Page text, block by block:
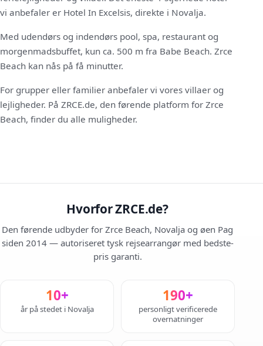
vi anbefaler er Hotel In Excelsis, direkte i Novalja.
Med udendørs og indendørs pool, spa, restaurant og
morgenmadsbuffet, kun ca. 500 m fra Babe Beach. Zrce
Beach kan nås på få minutter.
For grupper eller familier anbefaler vi vores villaer og
lejligheder. På ZRCE.de, den førende platform for Zrce
Beach, finder du alle muligheder.
Hvorfor ZRCE.de?
Den førende udbyder for Zrce Beach, Novalja og øen Pag
siden 2014 — autoriseret tysk rejsearrangør med bedste-
pris garanti.
10+
år på stedet i Novalja
190+
personligt verificerede
overnatninger